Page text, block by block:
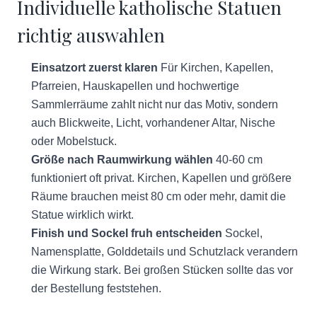
Individuelle katholische Statuen
richtig auswahlen
Einsatzort zuerst klaren Für Kirchen, Kapellen,
Pfarreien, Hauskapellen und hochwertige
Sammlerräume zahlt nicht nur das Motiv, sondern
auch Blickweite, Licht, vorhandener Altar, Nische
oder Mobelstuck.
Größe nach Raumwirkung wählen 40-60 cm
funktioniert oft privat. Kirchen, Kapellen und größere
Räume brauchen meist 80 cm oder mehr, damit die
Statue wirklich wirkt.
Finish und Sockel fruh entscheiden Sockel,
Namensplatte, Golddetails und Schutzlack verandern
die Wirkung stark. Bei großen Stücken sollte das vor
der Bestellung feststehen.